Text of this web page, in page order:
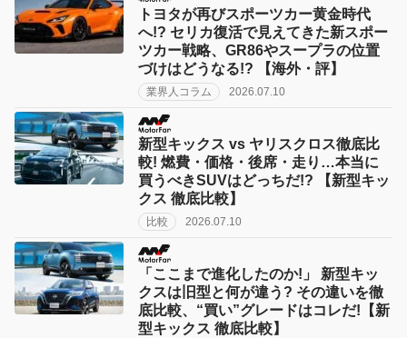
トヨタが再びスポーツカー黄金時代
へ!? セリカ復活で見えてきた新スポー
ツカー戦略、GR86やスープラの位置
づけはどうなる!? 【海外・評】
業界人コラム 2026.07.10
新型キックス vs ヤリスクロス徹底比
較! 燃費・価格・後席・走り…本当に
買うべきSUVはどっちだ!? 【新型キッ
クス 徹底比較】
比較 2026.07.10
「ここまで進化したのか!」 新型キッ
クスは旧型と何が違う? その違いを徹
底比較、“買い”グレードはコレだ!【新
型キックス 徹底比較】